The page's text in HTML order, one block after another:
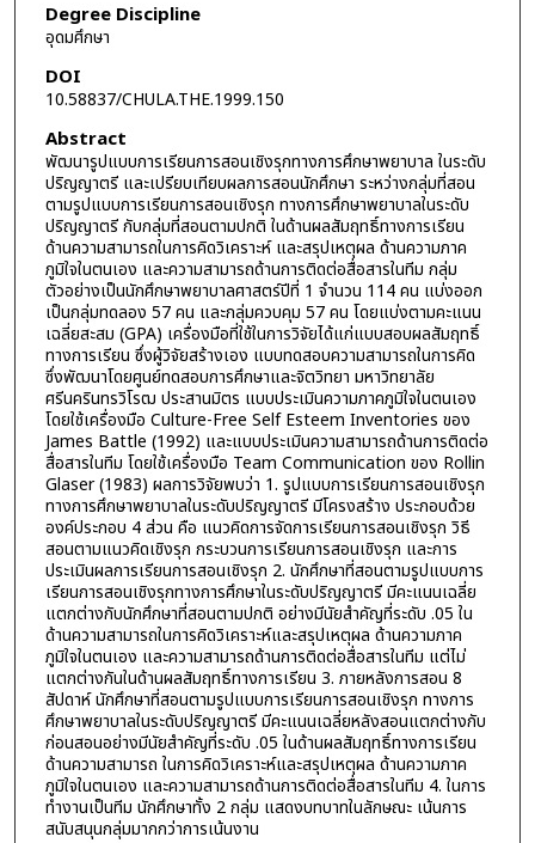
Degree Discipline
อุดมศึกษา
DOI
10.58837/CHULA.THE.1999.150
Abstract
พัฒนารูปแบบการเรียนการสอนเชิงรุกทางการศึกษาพยาบาล ในระดับ
ปริญญาตรี และเปรียบเทียบผลการสอนนักศึกษา ระหว่างกลุ่มที่สอน
ตามรูปแบบการเรียนการสอนเชิงรุก ทางการศึกษาพยาบาลในระดับ
ปริญญาตรี กับกลุ่มที่สอนตามปกติ ในด้านผลสัมฤทธิ์ทางการเรียน
ด้านความสามารถในการคิดวิเคราะห์ และสรุปเหตุผล ด้านความภาค
ภูมิใจในตนเอง และความสามารถด้านการติดต่อสื่อสารในทีม กลุ่ม
ตัวอย่างเป็นนักศึกษาพยาบาลศาสตร์ปีที่ 1 จำนวน 114 คน แบ่งออก
เป็นกลุ่มทดลอง 57 คน และกลุ่มควบคุม 57 คน โดยแบ่งตามคะแนน
เฉลี่ยสะสม (GPA) เครื่องมือที่ใช้ในการวิจัยได้แก่แบบสอบผลสัมฤทธิ์
ทางการเรียน ซึ่งผู้วิจัยสร้างเอง แบบทดสอบความสามารถในการคิด
ซึ่งพัฒนาโดยศูนย์ทดสอบการศึกษาและจิตวิทยา มหาวิทยาลัย
ศรีนครินทรวิโรฒ ประสานมิตร แบบประเมินความภาคภูมิใจในตนเอง
โดยใช้เครื่องมือ Culture-Free Self Esteem Inventories ของ
James Battle (1992) และแบบประเมินความสามารถด้านการติดต่อ
สื่อสารในทีม โดยใช้เครื่องมือ Team Communication ของ Rollin
Glaser (1983) ผลการวิจัยพบว่า 1. รูปแบบการเรียนการสอนเชิงรุก
ทางการศึกษาพยาบาลในระดับปริญญาตรี มีโครงสร้าง ประกอบด้วย
องค์ประกอบ 4 ส่วน คือ แนวคิดการจัดการเรียนการสอนเชิงรุก วิธี
สอนตามแนวคิดเชิงรุก กระบวนการเรียนการสอนเชิงรุก และการ
ประเมินผลการเรียนการสอนเชิงรุก 2. นักศึกษาที่สอนตามรูปแบบการ
เรียนการสอนเชิงรุกทางการศึกษาในระดับปริญญาตรี มีคะแนนเฉลี่ย
แตกต่างกับนักศึกษาที่สอนตามปกติ อย่างมีนัยสำคัญที่ระดับ .05 ใน
ด้านความสามารถในการคิดวิเคราะห์และสรุปเหตุผล ด้านความภาค
ภูมิใจในตนเอง และความสามารถด้านการติดต่อสื่อสารในทีม แต่ไม่
แตกต่างกันในด้านผลสัมฤทธิ์ทางการเรียน 3. ภายหลังการสอน 8
สัปดาห์ นักศึกษาที่สอนตามรูปแบบการเรียนการสอนเชิงรุก ทางการ
ศึกษาพยาบาลในระดับปริญญาตรี มีคะแนนเฉลี่ยหลังสอนแตกต่างกับ
ก่อนสอนอย่างมีนัยสำคัญที่ระดับ .05 ในด้านผลสัมฤทธิ์ทางการเรียน
ด้านความสามารถ ในการคิดวิเคราะห์และสรุปเหตุผล ด้านความภาค
ภูมิใจในตนเอง และความสามารถด้านการติดต่อสื่อสารในทีม 4. ในการ
ทำงานเป็นทีม นักศึกษาทั้ง 2 กลุ่ม แสดงบทบาทในลักษณะ เน้นการ
สนับสนุนกลุ่มมากกว่าการเน้นงาน